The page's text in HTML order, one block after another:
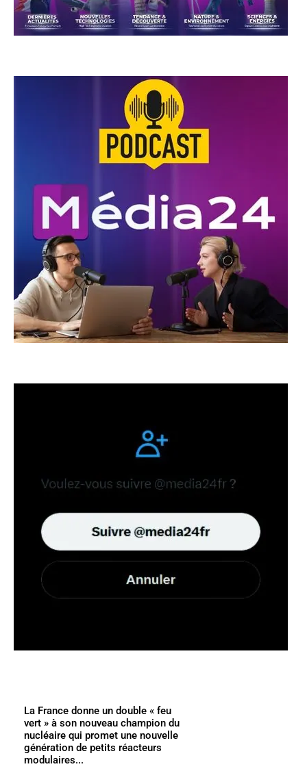
La France donne un double « feu
vert » à son nouveau champion du
nucléaire qui promet une nouvelle
génération de petits réacteurs
modulaires...